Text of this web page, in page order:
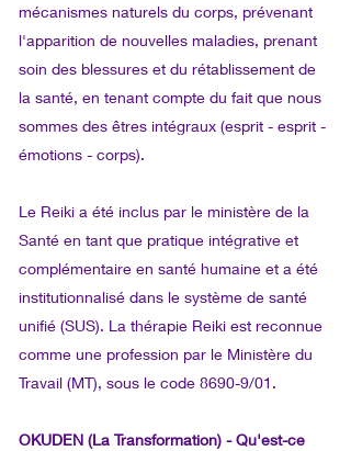
mécanismes naturels du corps, prévenant
l'apparition de nouvelles maladies, prenant
soin des blessures et du rétablissement de
la santé, en tenant compte du fait que nous
sommes des êtres intégraux (esprit - esprit -
émotions - corps).
Le Reiki a été inclus par le ministère de la
Santé en tant que pratique intégrative et
complémentaire en santé humaine et a été
institutionnalisé dans le système de santé
unifié (SUS). La thérapie Reiki est reconnue
comme une profession par le Ministère du
Travail (MT), sous le code 8690-9/01.
OKUDEN (La Transformation) - Qu'est-ce